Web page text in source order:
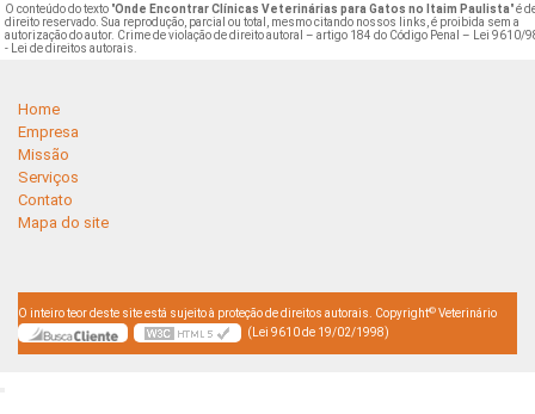
O conteúdo do texto "Onde Encontrar Clínicas Veterinárias para Gatos no Itaim Paulista" é
direito reservado. Sua reprodução, parcial ou total, mesmo citando nossos links, é proibida sem a
autorização do autor. Crime de violação de direito autoral – artigo 184 do Código Penal –
Lei 9610/
- Lei de direitos autorais
Home
Empresa
Missão
Serviços
Contato
Mapa do site
O inteiro teor deste site está sujeito à proteção de direitos autorais. Copyright© Veterinário
(Lei 9610 de 19/02/1998)